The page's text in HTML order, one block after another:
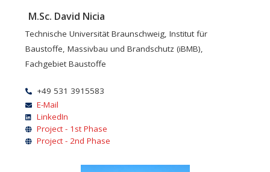
M.Sc. David Nicia
Technische Universität Braunschweig, Institut für
Baustoffe, Massivbau und Brandschutz (iBMB),
Fachgebiet Baustoffe
+49 531 3915583
E-Mail
LinkedIn
Project - 1st Phase
Project - 2nd Phase